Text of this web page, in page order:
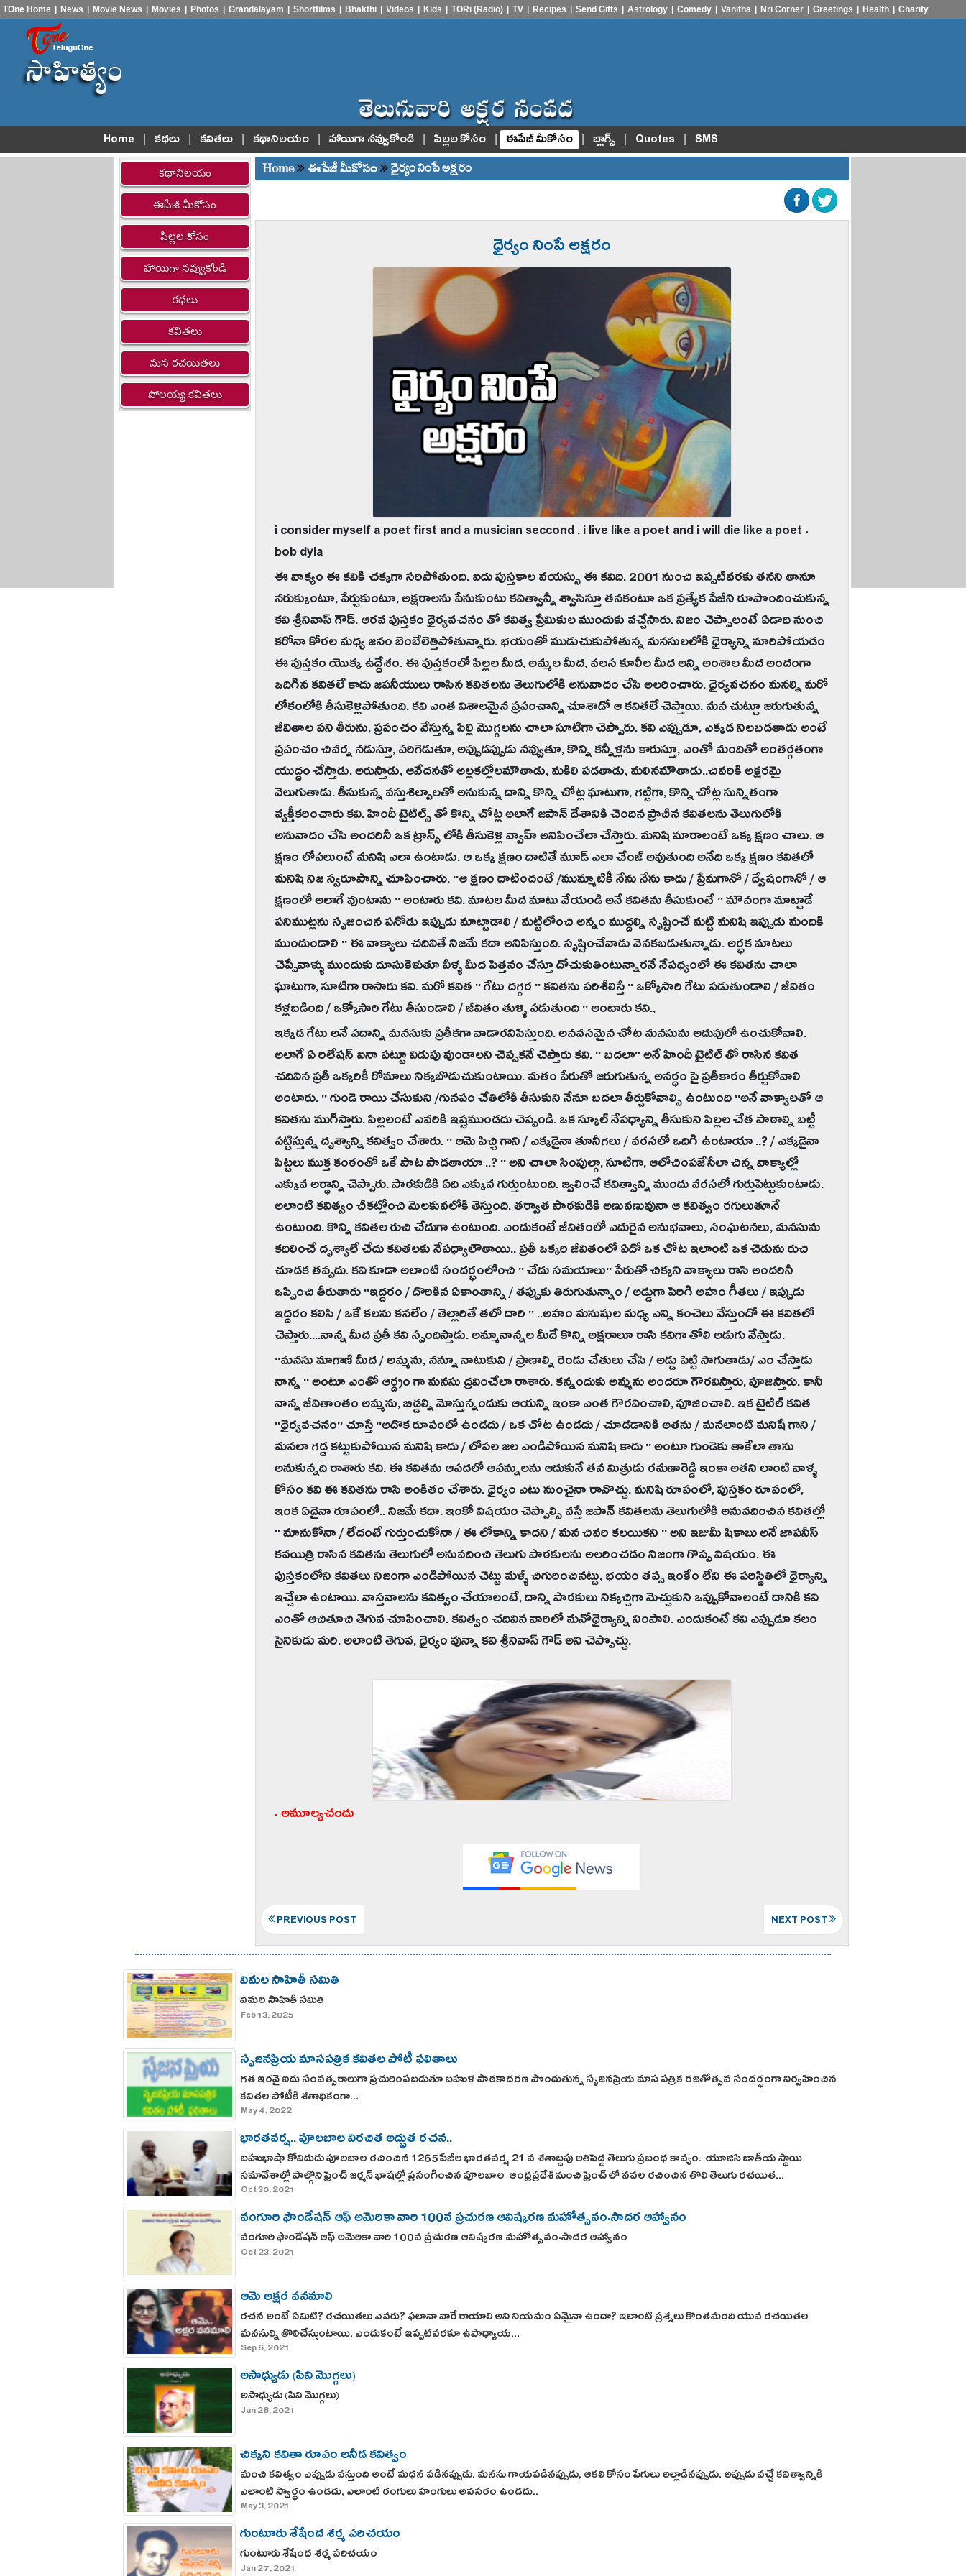
TOne Home News Movie News Movies Photos Grandalayam Shortfilms Bhakthi Videos Kids TORi (Radio) TV Recipes Send Gifts Astrology Comedy Vanitha Nri Corner Greetings Health Charity
Home | కథలు | కవితలు | కథానిలయం | హాయిగా నవ్వుకోండి | పిల్లల కోసం | ఈపేజీ మీకోసం | బ్లాగ్స్ | Quotes | SMS
కథానిలయం
ఈపేజీ మీకోసం
పిల్లల కోసం
హాయిగా నవ్వుకోండి
కథలు
కవితలు
మన రచయితలు
పోలయ్య కవితలు
Home ఈపేజీ మీకోసం ధైర్యం నింపే అక్షరం
ధైర్యం నింపే అక్షరం
i consider myself a poet first and a musician seccond . i live like a poet and i will die like a poet -
bob dyla
ఈ వాక్యం ఈ కవికి చక్కగా సరిపోతుంది. ఐదు పుస్తకాల వయస్సు ఈ కవిది. 2001 నుంచి ఇప్పటివరకు తనని తానూ
నరుక్కుంటూ, పేర్చుకుంటూ, అక్షరాలను పేనుకుంటు కవిత్వాన్నీ శ్వాసిస్తూ తనకంటూ ఒక ప్రత్యేక పేజీని రూపొందించుకున్న
కవి శ్రీనివాస్ గౌడ్. ఆరవ పుస్తకం ధైర్యవచనం తో కవిత్వ ప్రేమికుల ముందుకు వచ్చేసారు. నిజం చెప్పాలంటే ఏడాది నుంచి
కరోనా కోరల మధ్య జనం బెంబేలెత్తిపోతున్నారు. భయంతో ముడుచుకుపోతున్న మనసులలోకి ధైర్యాన్ని నూరిపోయడం
ఈ పుస్తకం యొక్క ఉద్దేశం. ఈ పుస్తకంలో పిల్లల మీద, అమ్మల మీద, వలస కూలీల మీద అన్ని అంశాల మీద అందంగా
ఒదిగిన కవితలే కాదు జపనీయులు రాసిన కవితలను తెలుగులోకి అనువాదం చేసి అలరించారు. ధైర్యవచనం మనల్ని మరో
లోకంలోకి తీసుకెళ్లిపోతుంది. కవి ఎంత విశాలమైన ప్రపంచాన్ని చూశాడో ఆ కవితలే చెప్తాయి. మన చుట్టూ జరుగుతున్న
జీవితాల పని తీరును, ప్రపంచం వేస్తున్న పిల్లి మొగ్గలను చాలా సూటిగా చెప్పారు. కవి ఎప్పుడూ, ఎక్కడ నిలబడతాడు అంటే
ప్రపంచం చివర్న నడుస్తూ, పరిగెడుతూ, అప్పుడప్పుడు నవ్వుతూ, కొన్ని కన్నీళ్లను కారుస్తూ, ఎంతో మందితో అంతర్గతంగా
యుద్ధం చేస్తాడు. అరుస్తాడు, ఆవేదనతో అల్లకల్లోలమౌతాడు, మకిలి పడతాడు, మలినమౌతాడు..చివరికి అక్షరమై
వెలుగుతాడు. తీసుకున్న వస్తుశిల్పాలతో అనుకున్న దాన్ని కొన్ని చోట్ల ఘాటుగా, గట్టిగా, కొన్ని చోట్ల సున్నితంగా
వ్యక్తీకరించారు కవి. హిందీ టైటిల్స్ తో కొన్ని చోట్ల అలాగే జపాన్ దేశానికి చెందిన ప్రాచీన కవితలను తెలుగులోకి
అనువాదం చేసి అందరినీ ఒక ట్రాన్స్ లోకి తీసుకెళ్లి వ్వాహ్ అనిపించేలా చేస్తారు. మనిషి మారాలంటే ఒక్క క్షణం చాలు. ఆ
క్షణం లోపలుంటే మనిషి ఎలా ఉంటాడు. ఆ ఒక్క క్షణం దాటితే మూడ్ ఎలా చేంజ్ అవుతుంది అనేది ఒక్క క్షణం కవితలో
మనిషి నిజ స్వరూపాన్ని చూపించారు. ''ఆ క్షణం దాటిందంటే /ముమ్మాటికీ నేను నేను కాదు / ప్రేమగానో / ద్వేషంగానో / ఆ
క్షణంలో అలాగే వుంటాను '' అంటారు కవి. మాటల మీద మాటు వేయండి అనే కవితను తీసుకుంటే '' మౌనంగా మాట్టాడే
పనిముట్లను సృజించిన పనోడు ఇప్పుడు మాట్టాడాలి / మట్టిలోంచి అన్నం ముద్దల్ని సృష్టించే మట్టి మనిషి ఇప్పుడు మందికి
ముందుండాలి '' ఈ వాక్యాలు చదివితే నిజమే కదా అనిపిస్తుంది. సృష్టించేవాడు వెనకబడుతున్నాడు. అర్భక మాటలు
చెప్పేవాళ్ళు ముందుకు దూసుకెళుతూ వీళ్ళ మీద పెత్తనం చేస్తూ దోచుకుతింటున్నారనే నేపథ్యంలో ఈ కవితను చాలా
ఘాటుగా, సూటిగా రాసారు కవి. మరో కవిత '' గేటు దగ్గర '' కవితను పరిశీలిస్తే '' ఒక్కోసారి గేటు పడుతుండాలి / జీవితం
కళ్లబడింది / ఒక్కోసారి గేటు తీసుండాలి / జీవితం తుళ్ళి పడుతుంది '' అంటారు కవి.,
ఇక్కడ గేటు అనే పదాన్ని మనసుకు ప్రతీకగా వాడారనిపిస్తుంది. అనవసమైన చోట మనసును అదుపులో ఉంచుకోవాలి.
అలాగే ఏ రిలేషన్ ఐనా పట్టూ విడుపు వుండాలని చెప్పకనే చెప్తారు కవి. '' బదలా'' అనే హిందీ టైటిల్ తో రాసిన కవిత
చదివిన ప్రతీ ఒక్కరికీ రోమాలు నిక్కబొడుచుకుంటాయి. మతం పేరుతో జరుగుతున్న అనర్ధం పై ప్రతీకారం తీర్చుకోవాలి
అంటారు. '' గుండె రాయి చేసుకుని /గునపం చేతిలోకి తీసుకుని నేనూ బదలా తీర్చుకోవాల్సి ఉంటుంది ''అనే వాక్యాలతో ఆ
కవితను ముగిస్తారు. పిల్లలంటే ఎవరికి ఇష్టముండదు చెప్పండి. ఒక స్కూల్ నేపధ్యాన్ని తీసుకుని పిల్లల చేత పాఠాల్ని బట్టీ
పట్టిస్తున్న దృశ్యాన్ని కవిత్వం చేశారు. '' ఆమె పిచ్చి గాని / ఎక్కడైనా తూనీగలు / వరసలో ఒదిగి ఉంటాయా ..? / ఎక్కడైనా
పిట్టలు ముక్త కంఠంతో ఒకే పాట పాడతాయా ..? '' అని చాలా సింపుల్గా, సూటిగా, ఆలోచింపజేసేలా చిన్న వాక్యాల్లో
ఎక్కువ అర్థాన్ని చెప్పారు. పాఠకుడికి ఏది ఎక్కువ గుర్తుంటుంది. జ్వలించే కవిత్వాన్ని ముందు వరసలో గుర్తుపెట్టుకుంటాడు.
అలాంటి కవిత్వం చీకట్లోంచి మెలకువలోకి తెస్తుంది. తర్వాత పాఠకుడికి అణువణువునా ఆ కవిత్వం రగులుతూనే
ఉంటుంది. కొన్ని కవితల రుచి చేదుగా ఉంటుంది. ఎందుకంటే జీవితంలో ఎదురైన అనుభవాలు, సంఘటనలు, మనసును
కదిలించే దృశ్యాలే చేదు కవితలకు నేపధ్యాలౌతాయి.. ప్రతీ ఒక్కరి జీవితంలో ఏదో ఒక చోట ఇలాంటి ఒక చెడును రుచి
చూడక తప్పదు. కవి కూడా అలాంటి సందర్భంలోంచి '' చేదు సమయాలు'' పేరుతో చిక్కని వాక్యాలు రాసి అందరినీ
ఒప్పించి తీరుతారు ''ఇద్దరం / దొరికిన ఏకాంతాన్ని / తప్పుకు తిరుగుతున్నాం / అడ్డుగా పెరిగి అహం గీతలు / ఇప్పుడు
ఇద్దరం కలిసి / ఒకే కలను కనలేం / తెల్లారితే తలో దారి '' ..అహం మనుషుల మధ్య ఎన్ని కంచెలు వేస్తుందో ఈ కవితలో
చెప్తారు....నాన్న మీద ప్రతీ కవి స్పందిస్తాడు. అమ్మానాన్నల మీదే కొన్ని అక్షరాలూ రాసి కవిగా తోలి అడుగు వేస్తాడు.
''మనసు మాగాణి మీద / అమ్మను, నన్నూ నాటుకుని / ప్రాణాల్ని రెండు చేతులు చేసి / అడ్డు పెట్టి సాగుతాడు/ ఎం చేస్తాడు
నాన్న '' అంటూ ఎంతో ఆర్ద్రం గా మనసు ద్రవించేలా రాశారు. కన్నందుకు అమ్మను అందరూ గౌరవిస్తారు, పూజిస్తారు. కానీ
నాన్న జీవితాంతం అమ్మను, బిడ్డల్ని మోస్తున్నందుకు ఆయన్ని ఇంకా ఎంత గౌరవించాలి, పూజించాలి. ఇక టైటిల్ కవిత
''ధైర్యవచనం'' చూస్తే ''అదొక రూపంలో ఉండదు / ఒక చోట ఉండదు / చూడడానికి అతను / మనలాంటి మనిషే గాని /
మనలా గడ్డ కట్టుకుపోయిన మనిషి కాదు / లోపల జల ఎండిపోయిన మనిషి కాదు '' అంటూ గుండెకు తాకేలా తాను
అనుకున్నది రాశారు కవి. ఈ కవితను ఆపదలో ఆపన్నులను ఆదుకునే తన మిత్రుడు రమణారెడ్డి ఇంకా అతని లాంటి వాళ్ళ
కోసం కవి ఈ కవితను రాసి అంకితం చేశారు. ధైర్యం ఎటు నుంచైనా రావొచ్చు. మనిషి రూపంలో, పుస్తకం రూపంలో,
ఇంక ఏదైనా రూపంలో.. నిజమే కదా. ఇంకో విషయం చెప్పాల్సి వస్తే జపాన్ కవితలను తెలుగులోకి అనువదించిన కవితల్లో
'' మానుకోనా / లేదంటే గుర్తుంచుకోనా / ఈ లోకాన్ని కాదని / మన చివరి కలయికని '' అని ఇజుమీ షికాబు అనే జాపనీస్
కవయిత్రి రాసిన కవితను తెలుగులో అనువదించి తెలుగు పాఠకులను అలరించడం నిజంగా గొప్ప విషయం. ఈ
పుస్తకంలోని కవితలు నిజంగా ఎండిపోయిన చెట్టు మళ్ళీ చిగురించినట్టు, భయం తప్ప ఇంకేం లేని ఈ పరిస్థితిలో ధైర్యాన్ని
ఇచ్చేలా ఉంటాయి. వాస్తవాలను కవిత్వం చేయాలంటే, దాన్ని పాఠకులు నిక్కచ్చిగా మెచ్చుకుని ఒప్పుకోవాలంటే దానికి కవి
ఎంతో ఆచితూచి తెగువ చూపించాలి. కవిత్వం చదివిన వారిలో మనోధైర్యాన్ని నింపాలి. ఎందుకంటే కవి ఎప్పుడూ కలం
సైనికుడు మరి. అలాంటి తెగువ, ధైర్యం వున్నా కవి శ్రీనివాస్ గౌడ్ అని చెప్పొచ్చు.
- అమూల్యచందు
PREVIOUS POST NEXT POST
విమల సాహితీ సమితి
విమల సాహితీ సమితి
Feb 13, 2025
సృజనప్రియ మాసపత్రిక కవితల పోటీ ఫలితాలు
గత ఇరవై ఐదు సంవత్సరాలుగా ప్రచురింపబడుతూ బహుళ పాఠకాదరణ పొందుతున్న సృజనప్రియ మాస పత్రిక రజతోత్సవ సందర్భంగా నిర్వహించిన
కవితల పోటీకి శతాధికంగా...
May 4, 2022
భారతవర్ష.. పూలబాల విరచిత అద్భుత రచన..
బహుభాషా కోవిదుడు పూలబాల రచించిన 1265 పేజీల భారతవర్ష 21 వ శతాబ్దపు అతిపెద్ద తెలుగు ప్రబంధ కావ్యం. యూజిసి జాతీయ స్థాయి
సమావేశాల్లో పాల్గొని ఫ్రెంచ్ జర్మన్ భాషల్లో ప్రసంగించిన పూలబాల ఆంధ్రప్రదేశ్ నుంచి ఫ్రెంచ్ లో నవల రచించిన తొలి తెలుగు రచయిత...
Oct 30, 2021
వంగూరి ఫౌండేషన్ ఆఫ్ అమెరికా వారి 100వ ప్రచురణ ఆవిష్కరణ మహోత్సవం-సాదర ఆహ్వానం
వంగూరి ఫౌండేషన్ ఆఫ్ అమెరికా వారి 100వ ప్రచురణ ఆవిష్కరణ మహోత్సవం-సాదర ఆహ్వానం
Oct 23, 2021
ఆమె అక్షర వనమాలి
రచన అంటే ఏమిటి? రచయితలు ఎవరు? ఫలానా వారే రాయాలి అని నియమం ఏమైనా ఉందా? ఇలాంటి ప్రశ్నలు కొంతమంది యువ రచయితల
మనసుల్ని తొలిచేస్తుంటాయి. ఎందుకంటే ఇప్పటివరకూ ఉపాధ్యాయ...
Sep 6, 2021
అసాధ్యుడు (పివి మొగ్గలు)
అసాధ్యుడు (పివి మొగ్గలు)
Jun 28, 2021
చిక్కని కవితా రూపం అనీడ కవిత్వం
మంచి కవిత్వం ఎప్పుడు వస్తుంది అంటే మధన పడినప్పుడు. మనసు గాయపడినప్పుడు, ఆకలి కోసం పేగులు అల్లాడినప్పుడు. అప్పుడు వచ్చే కవిత్వాన్నికి
ఎలాంటి స్వార్థం ఉండదు, ఎలాంటి రంగులు హంగులు అవసరం ఉండదు..
May 3, 2021
గుంటూరు శేషేంద శర్మ పరిచయం
గుంటూరు శేషేంద శర్మ పరిచయం
Jan 27, 2021